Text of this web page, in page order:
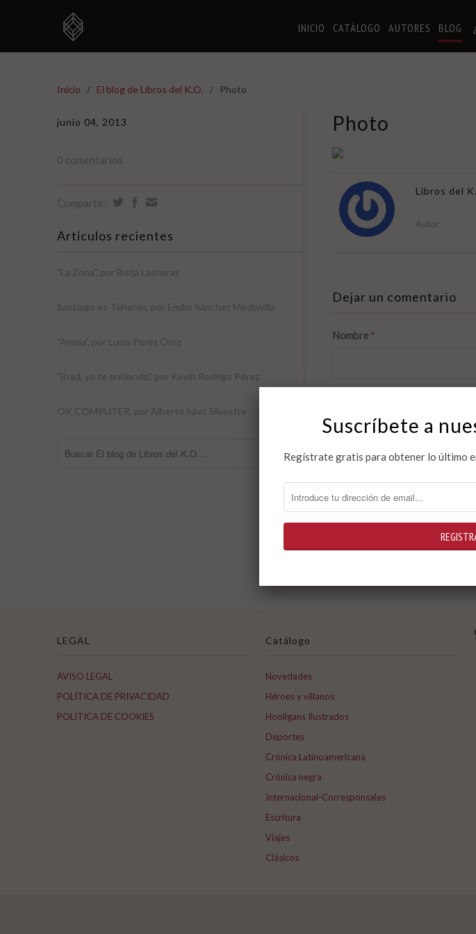
INICIO CATÁLOGO AUTORES BLOG
Inicio / El blog de Libros del K.O. / Photo
junio 04, 2013
0 comentarios
Compartir:
Artículos recientes
"La Zona", por Borja Lasheras
Santiago es Teherán, por Emilio Sánchez Mediavilla
"Amaia", por Lucía Pérez Oroz
"Brad, yo te entiendo", por Kevin Rodrigo Pérez
OK COMPUTER, por Alberto Sáez Silvestre
Photo
Libros del
Autor
Dejar un comentario
Nombre *
LEGAL
AVISO LEGAL
POLÍTICA DE PRIVACIDAD
POLÍTICA DE COOKIES
Catálogo
Novedades
Héroes y villanos
Hooligans Ilustrados
Deportes
Crónica Latinoamericana
Crónica negra
Internacional-Corresponsales
Escritura
Viajes
Clásicos
Suscríbete a
Regístrate gratis para obtener lo último